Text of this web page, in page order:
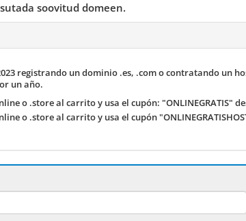
soovitud domeen.
registrando un dominio .es, .com o contratando un
un año.
o .store al carrito y usa el cupón: "ONLINEGRATIS"
o .store al carrito y usa el cupón